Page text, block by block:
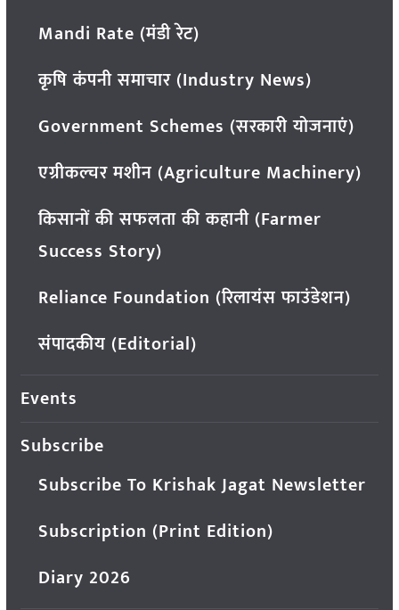
Mandi Rate (मंडी रेट)
कृषि कंपनी समाचार (Industry News)
Government Schemes (सरकारी योजनाएं)
एग्रीकल्चर मशीन (Agriculture Machinery)
किसानों की सफलता की कहानी (Farmer
Success Story)
Reliance Foundation (रिलायंस फाउंडेशन)
संपादकीय (Editorial)
Events
Subscribe
Subscribe To Krishak Jagat Newsletter
Subscription (Print Edition)
Diary 2026